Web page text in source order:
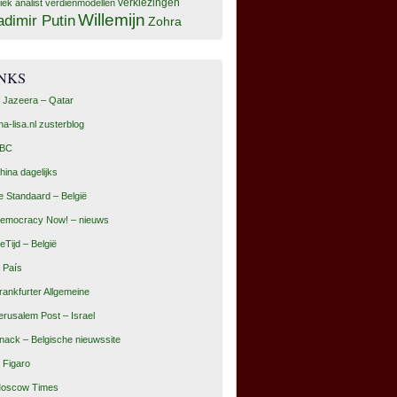
analist verdienmodellen verkiezingen
PutinWillemijn Zohra
Jazeera – Qatar
lisa.nl zusterblog
dagelijks
Standaard – België
Now! – nieuws
– België
País
Allgemeine
Post – Israel
– Belgische nieuwssite
Figaro
Times